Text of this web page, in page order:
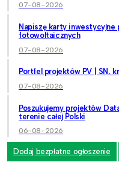
07-08-2026
Napiszę karty inwestycyjne
fotowoltaicznych
07-08-2026
Portfel projektów PV | SN,
07-08-2026
Poszukujemy projektów
terenie całej Polski
06-08-2026
Dodaj bezpłatne ogłoszenie